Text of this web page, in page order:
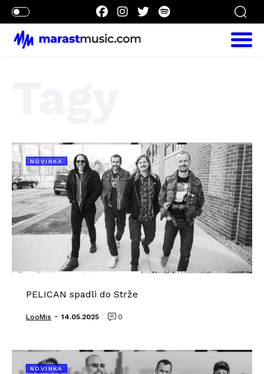
NOVINKA
PELICAN spadli do Strže
LooMis - 14.05.2025 0
NOVINKA